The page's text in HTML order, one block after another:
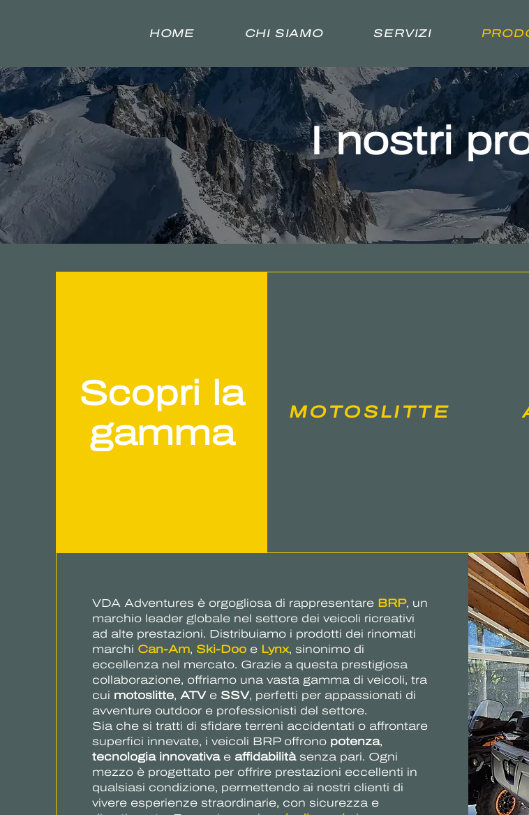
HOME CHI SIAMO SERVIZI
I nostri
Scopri la
gamma
MOTOSLITTE
VDA Adventures è orgogliosa di rappresentare BRP, un
marchio leader globale nel settore dei veicoli ricreativi
ad alte prestazioni. Distribuiamo i prodotti dei rinomati
marchi Can-Am, Ski-Doo e Lynx, sinonimo di
eccellenza nel mercato. Grazie a questa prestigiosa
collaborazione, offriamo una vasta gamma di veicoli, tra
cui motoslitte, ATV e SSV, perfetti per appassionati di
avventure outdoor e professionisti del settore.
Sia che si tratti di sfidare terreni accidentati o affrontare
superfici innevate, i veicoli BRP offrono potenza,
tecnologia innovativae affidabilitàsenza pari. Ogni
mezzo è progettato per offrire prestazioni eccellenti in
qualsiasi condizione, permettendo ai nostri clienti di
vivere esperienze straordinarie, con sicurezza e